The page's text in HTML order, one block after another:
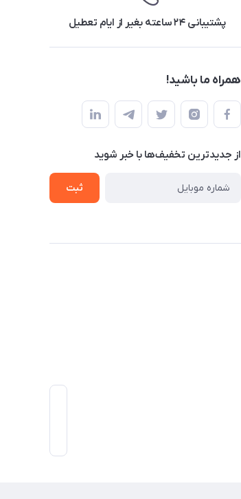
پشتیبانی ۲۴ ساعته بغیر از ایام تعطیل
همراه ما باشید!
از جدید‌ترین تخفیف‌ها با‌ خبر شوید
ثبت